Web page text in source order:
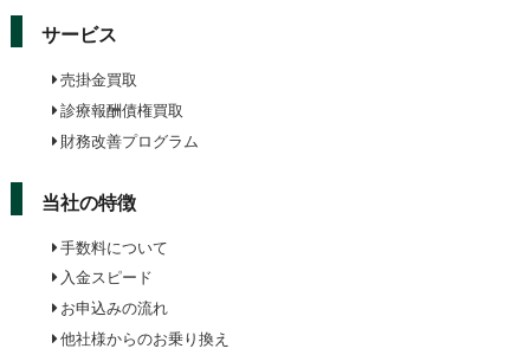
サービス
売掛金買取
診療報酬債権買取
財務改善プログラム
当社の特徴
手数料について
入金スピード
お申込みの流れ
他社様からのお乗り換え